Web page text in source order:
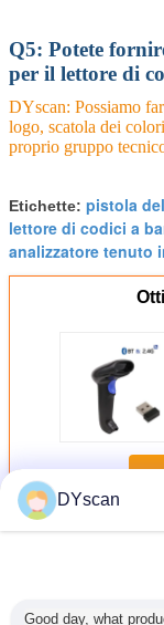
Q5: Potete
per il lettore di
DYscan: Possiamo
logo, scatola dei
proprio gruppo
Etichette: pistola
lettore di codici a
analizzatore tenuto
PiùBarcode
DYscan
Good day, what